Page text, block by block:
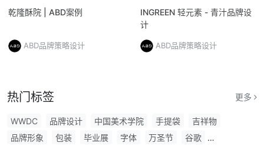
乾隆酥院 | ABD案例
ABD品牌策略设计
INGREEN 轻元素 - 青汁品牌设
计
ABD品牌策略设计
热门标签 更多
WWDC 品牌设计 中国美术学院 手提袋
吉祥物
品牌形象
包装 毕业展 字体 万圣节
谷歌